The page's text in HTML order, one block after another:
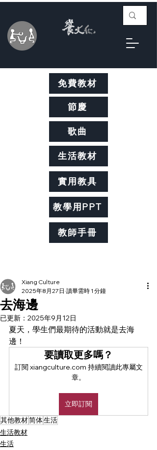
免費教材
實用教具
節慶
生活教材
歌曲
教學用PPT
教師手冊
去海邊
Xiang Culture
2025年8月27日 讀畢需時 1 分鐘
已更新： 2025年9月12日
夏天，學生們最期待的活動就是去海
邊！
要讀取更多嗎？
訂閱 xiangculture.com 持續閱讀此專屬文
章。
立即訂閱
其他教材简体生活
生活教材
生活